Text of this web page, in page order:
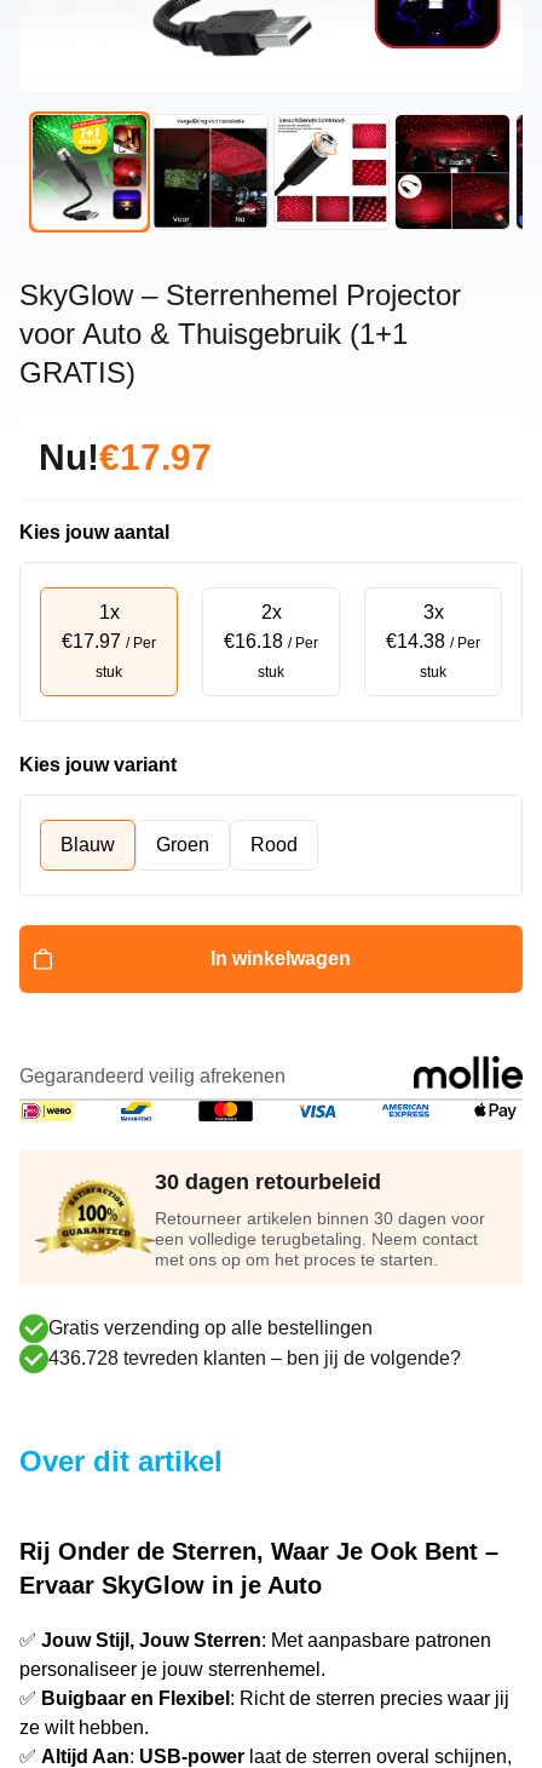
SkyGlow – Sterrenhemel Projector
voor Auto & Thuisgebruik (1+1
GRATIS)
Nu!€17.97
Kies jouw aantal
1x
€17.97 / Per
stuk
2x
€16.18 / Per
stuk
3x
€14.38 / Per
stuk
Kies jouw variant
Blauw Groen Rood
In winkelwagen
Gegarandeerd veilig afrekenen
30 dagen retourbeleid
Retourneer artikelen binnen 30 dagen voor
een volledige terugbetaling. Neem contact
met ons op om het proces te starten.
Gratis verzending op alle bestellingen
436.728 tevreden klanten – ben jij de volgende?
Over dit artikel
Rij Onder de Sterren, Waar Je Ook Bent –
Ervaar SkyGlow in je Auto
✅ Jouw Stijl, Jouw Sterren: Met aanpasbare patronen
personaliseer je jouw sterrenhemel.
✅ Buigbaar en Flexibel : Richt de sterren precies waar jij
ze wilt hebben.
✅ Altijd Aan: USB-power laat de sterren overal schijnen,